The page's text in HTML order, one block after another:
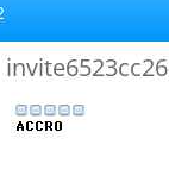
invite6523cc26